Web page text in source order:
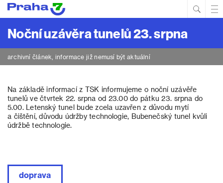
Noční uzávěra tunelů 23. srpna
archivní článek, informace již nemusí být aktuální
Na základě informací z TSK informujeme o noční uzávěře
tunelů ve čtvrtek 22. srpna od 23.00 do pátku 23. srpna do
5.00. Letenský tunel bude zcela uzavřen z důvodu mytí
a čištění, důvodu údržby technologie, Bubenečský tunel kvůli
údržbě technologie.
doprava